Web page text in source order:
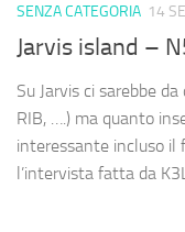
SENZA CATEGORIA 14
Jarvis island –
Su Jarvis ci sarebbe
RIB, ….) ma quanto
interessante incluso il
l’intervista fatta da